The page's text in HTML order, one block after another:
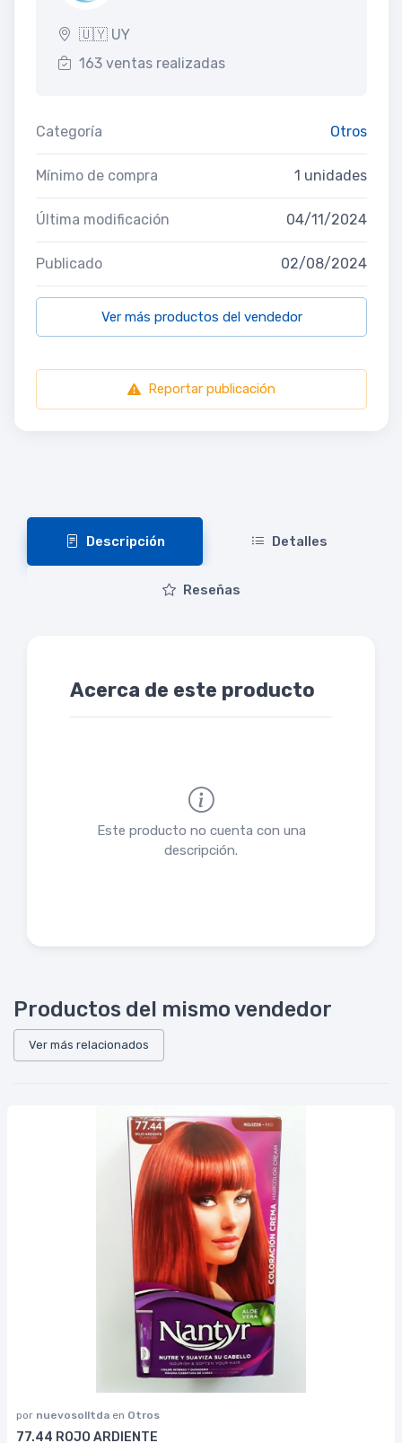
🇺🇾 UY
163 ventas realizadas
Categoría Otros
Mínimo de compra 1 unidades
Última modificación 04/11/2024
Publicado 02/08/2024
Ver más productos del vendedor
Reportar publicación
Descripción Detalles
Reseñas
Acerca de este producto
Este producto no cuenta con una
descripción.
Productos del mismo vendedor
Ver más relacionados
por nuevosolltda en Otros
77.44 ROJO ARDIENTE